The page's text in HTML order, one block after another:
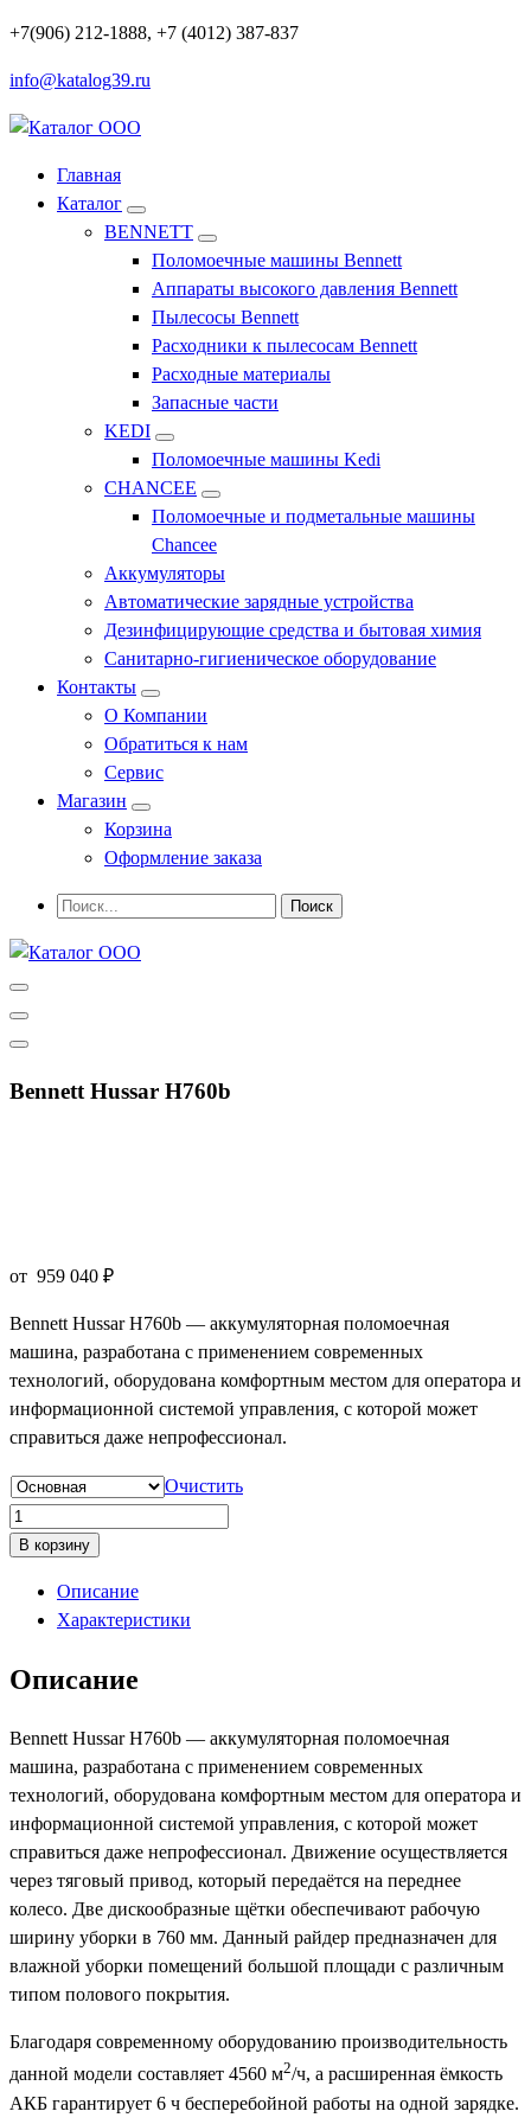
Перейти
содержимому
+7(906) 212-1888, +7 (4012) 387-837
info@katalog39.ru
Профессиональное оборудование и инструменты
Главная
Каталог
BENNETT
Поломоечные машины Bennett
Аппараты высокого давления Bennett
Пылесосы Bennett
Расходники к пылесосам Bennett
Расходные материалы
Запасные части
KEDI
Поломоечные машины Kedi
CHANCEE
Поломоечные и подметальные машины
Chancee
Аккумуляторы
Автоматические зарядные устройства
Дезинфицирующие средства и бытовая химия
Санитарно-гигиеническое оборудование
Контакты
О Компании
Обратиться к нам
Сервис
Магазин
Корзина
Оформление заказа
Bennett Hussar H760b
от 959 040 ₽
Bennett Hussar H760b — аккумуляторная поломоечная
машина, разработана с применением современных
технологий, оборудована комфортным местом для оператора и
информационной системой управления, с которой может
справиться даже непрофессионал.
Очистить
Количество
товара
Hussar
H760b
В корзину
Описание
Характеристики
Описание
Bennett Hussar H760b — аккумуляторная поломоечная
машина, разработана с применением современных
технологий, оборудована комфортным местом для оператора и
информационной системой управления, с которой может
справиться даже непрофессионал. Движение осуществляется
через тяговый привод, который передаётся на переднее
колесо. Две дискообразные щётки обеспечивают рабочую
ширину уборки в 760 мм. Данный райдер предназначен для
влажной уборки помещений большой площади с различным
типом полового покрытия.
Благодаря современному оборудованию производительность
данной модели составляет 4560 м2/ч, а расширенная ёмкость
АКБ гарантирует 6 ч бесперебойной работы на одной зарядке.